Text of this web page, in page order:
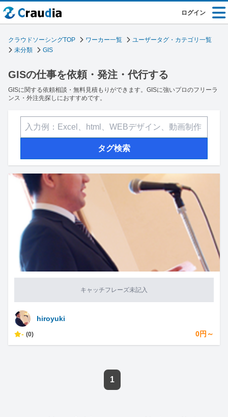
ログイン
クラウドソーシングTOP ワーカー一覧
ユーザータグ・カテゴリ一覧
未分類
GIS
GISの仕事を依頼・発注・代行する
GISに関する依頼相談・無料見積もりができます。GISに強いプロのフリーラ
ンス・外注先探しにおすすめです。
タグ検索
キャッチフレーズ未記入
hiroyuki
- (0) 0円～
1